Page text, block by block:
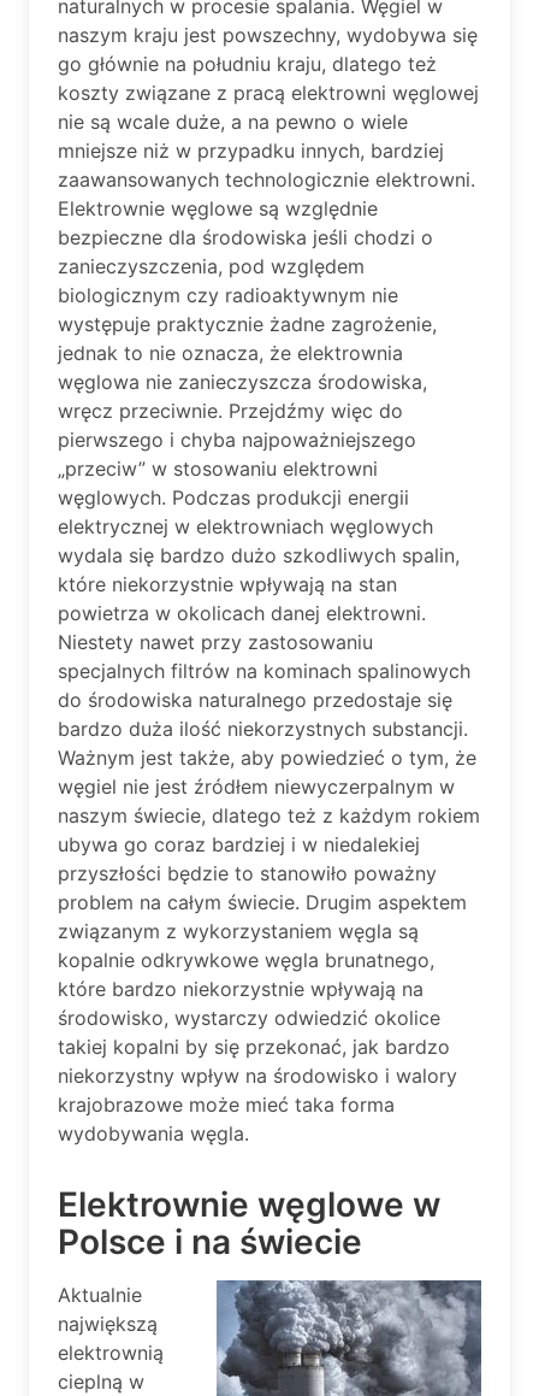
naturalnych w procesie spalania. Węgiel w
naszym kraju jest powszechny, wydobywa się
go głównie na południu kraju, dlatego też
koszty związane z pracą elektrowni węglowej
nie są wcale duże, a na pewno o wiele
mniejsze niż w przypadku innych, bardziej
zaawansowanych technologicznie elektrowni.
Elektrownie węglowe są względnie
bezpieczne dla środowiska jeśli chodzi o
zanieczyszczenia, pod względem
biologicznym czy radioaktywnym nie
występuje praktycznie żadne zagrożenie,
jednak to nie oznacza, że elektrownia
węglowa nie zanieczyszcza środowiska,
wręcz przeciwnie. Przejdźmy więc do
pierwszego i chyba najpoważniejszego
„przeciw” w stosowaniu elektrowni
węglowych. Podczas produkcji energii
elektrycznej w elektrowniach węglowych
wydala się bardzo dużo szkodliwych spalin,
które niekorzystnie wpływają na stan
powietrza w okolicach danej elektrowni.
Niestety nawet przy zastosowaniu
specjalnych filtrów na kominach spalinowych
do środowiska naturalnego przedostaje się
bardzo duża ilość niekorzystnych substancji.
Ważnym jest także, aby powiedzieć o tym, że
węgiel nie jest źródłem niewyczerpalnym w
naszym świecie, dlatego też z każdym rokiem
ubywa go coraz bardziej i w niedalekiej
przyszłości będzie to stanowiło poważny
problem na całym świecie. Drugim aspektem
związanym z wykorzystaniem węgla są
kopalnie odkrywkowe węgla brunatnego,
które bardzo niekorzystnie wpływają na
środowisko, wystarczy odwiedzić okolice
takiej kopalni by się przekonać, jak bardzo
niekorzystny wpływ na środowisko i walory
krajobrazowe może mieć taka forma
wydobywania węgla.
Elektrownie węglowe w
Polsce i na świecie
Aktualnie
największą
elektrownią
cieplną w